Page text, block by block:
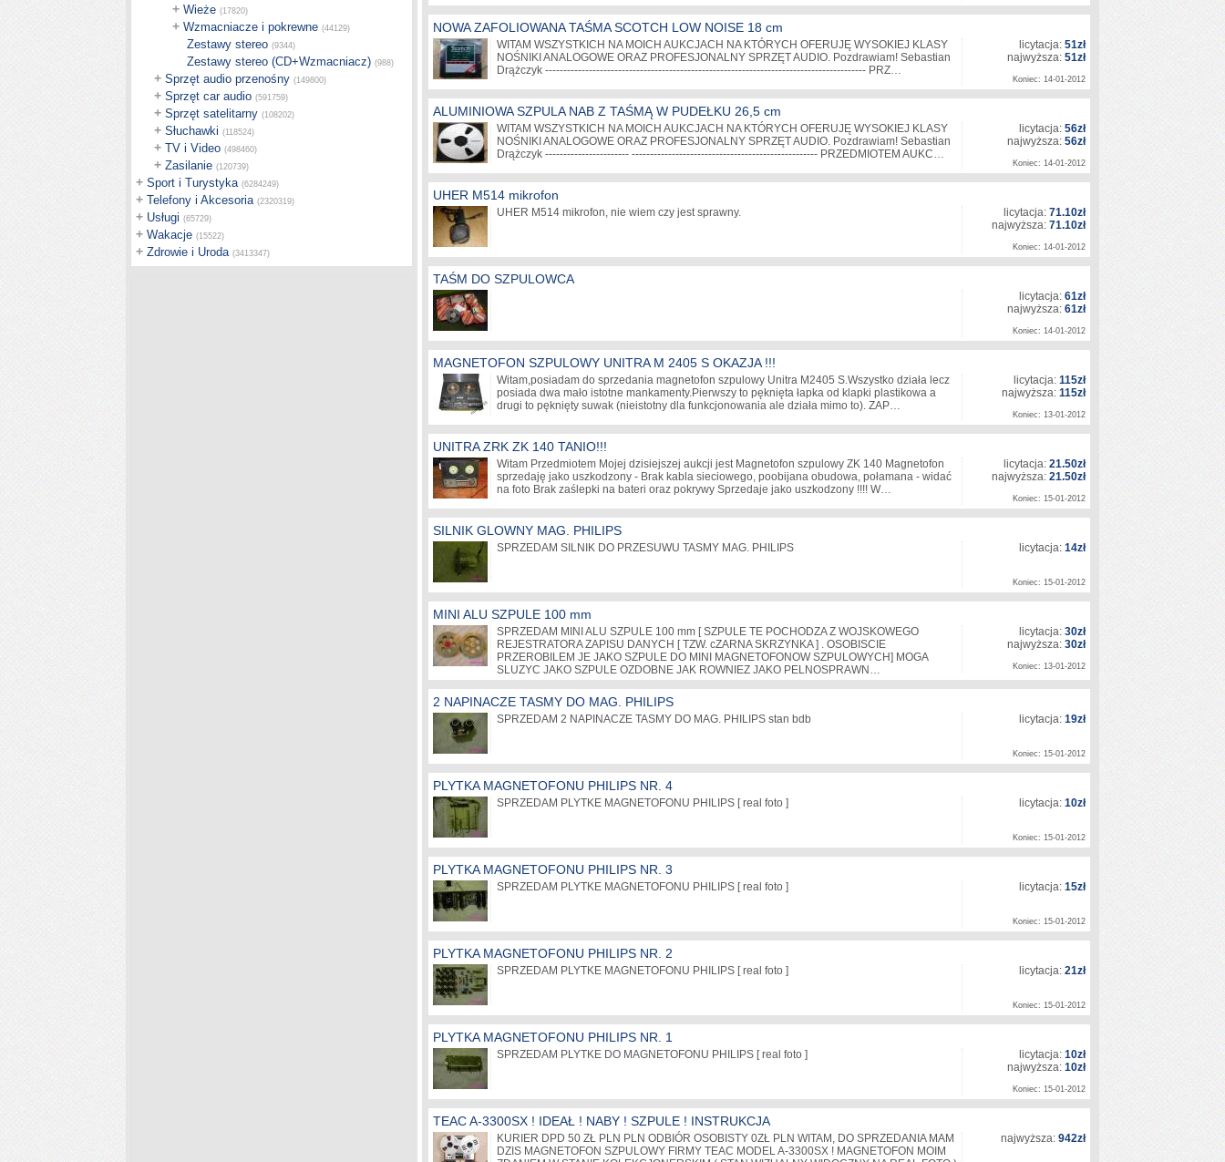
+ Wieże (17820)
+ Wzmacniacze i pokrewne (44129)
Zestawy stereo (9344)
Zestawy stereo (CD+Wzmacniacz) (988)
+ Sprzęt audio przenośny (149800)
+ Sprzęt car audio (591759)
+ Sprzęt satelitarny (108202)
+ Słuchawki (118524)
+ TV i Video (498460)
+ Zasilanie (120739)
+ Sport i Turystyka (6284249)
+ Telefony i Akcesoria (2320319)
+ Usługi (65729)
+ Wakacje (15522)
+ Zdrowie i Uroda (3413347)
NOWA ZAFOLIOWANA TAŚMA SCOTCH LOW NOISE 18 cm
WITAM WSZYSTKICH NA MOICH AUKCJACH NA KTÓRYCH OFERUJĘ WYSOKIEJ KLASY
NOŚNIKI ANALOGOWE ORAZ PROFESJONALNY SPRZĘT AUDIO. Pozdrawiam! Sebastian
Drążczyk ---------------------------------------------------------------------------------------- PRZ…
licytacja: 51zł
najwyższa: 51zł
Koniec: 14-01-2012
ALUMINIOWA SZPULA NAB Z TAŚMĄ W PUDEŁKU 26,5 cm
WITAM WSZYSTKICH NA MOICH AUKCJACH NA KTÓRYCH OFERUJĘ WYSOKIEJ KLASY
NOŚNIKI ANALOGOWE ORAZ PROFESJONALNY SPRZĘT AUDIO. Pozdrawiam! Sebastian
Drążczyk ----------------------- --------------------------------------------------- PRZEDMIOTEM AUKC…
licytacja: 56zł
najwyższa: 56zł
Koniec: 14-01-2012
UHER M514 mikrofon
UHER M514 mikrofon, nie wiem czy jest sprawny. licytacja: 71.10zł
najwyższa: 71.10zł
Koniec: 14-01-2012
TAŚM DO SZPULOWCA
licytacja: 61zł
najwyższa: 61zł
Koniec: 14-01-2012
MAGNETOFON SZPULOWY UNITRA M 2405 S OKAZJA !!!
Witam,posiadam do sprzedania magnetofon szpulowy Unitra M2405 S.Wszystko działa lecz
posiada dwa mało istotne mankamenty.Pierwszy to pęknięta łapka od klapki plastikowa a
drugi to pęknięty suwak (nieistotny dla funkcjonowania ale działa mimo to). ZAP…
licytacja: 115zł
najwyższa: 115zł
Koniec: 13-01-2012
UNITRA ZRK ZK 140 TANIO!!!
Witam Przedmiotem Mojej dzisiejszej aukcji jest Magnetofon szpulowy ZK 140 Magnetofon
sprzedaję jako uszkodzony - Brak kabla sieciowego, poobijana obudowa, połamana - widać
na foto Brak zaślepki na bateri oraz pokrywy Sprzedaje jako uszkodzony !!!! W…
licytacja: 21.50zł
najwyższa: 21.50zł
Koniec: 15-01-2012
SILNIK GLOWNY MAG. PHILIPS
SPRZEDAM SILNIK DO PRZESUWU TASMY MAG. PHILIPS licytacja: 14zł
Koniec: 15-01-2012
MINI ALU SZPULE 100 mm
SPRZEDAM MINI ALU SZPULE 100 mm [ SZPULE TE POCHODZA Z WOJSKOWEGO
REJESTRATORA ZAPISU DANYCH [ TZW. cZARNA SKRZYNKA ] . OSOBISCIE
PRZEROBILEM JE JAKO SZPULE DO MINI MAGNETOFONOW SZPULOWYCH] MOGA
SLUZYC JAKO SZPULE OZDOBNE JAK ROWNIEZ JAKO PELNOSPRAWN…
licytacja: 30zł
najwyższa: 30zł
Koniec: 13-01-2012
2 NAPINACZE TASMY DO MAG. PHILIPS
SPRZEDAM 2 NAPINACZE TASMY DO MAG. PHILIPS stan bdb licytacja: 19zł
Koniec: 15-01-2012
PLYTKA MAGNETOFONU PHILIPS NR. 4
SPRZEDAM PLYTKE MAGNETOFONU PHILIPS [ real foto ] licytacja: 10zł
Koniec: 15-01-2012
PLYTKA MAGNETOFONU PHILIPS NR. 3
SPRZEDAM PLYTKE MAGNETOFONU PHILIPS [ real foto ] licytacja: 15zł
Koniec: 15-01-2012
PLYTKA MAGNETOFONU PHILIPS NR. 2
SPRZEDAM PLYTKE MAGNETOFONU PHILIPS [ real foto ] licytacja: 21zł
Koniec: 15-01-2012
PLYTKA MAGNETOFONU PHILIPS NR. 1
SPRZEDAM PLYTKE DO MAGNETOFONU PHILIPS [ real foto ] licytacja: 10zł
najwyższa: 10zł
Koniec: 15-01-2012
TEAC A-3300SX ! IDEAŁ ! NABY ! SZPULE ! INSTRUKCJA
KURIER DPD 50 ZŁ PLN PLN ODBIÓR OSOBISTY 0ZŁ PLN WITAM, DO SPRZEDANIA MAM
DZIS MAGNETOFON SZPULOWY FIRMY TEAC MODEL A-3300SX ! MAGNETOFON MOIM
najwyższa: 942zł